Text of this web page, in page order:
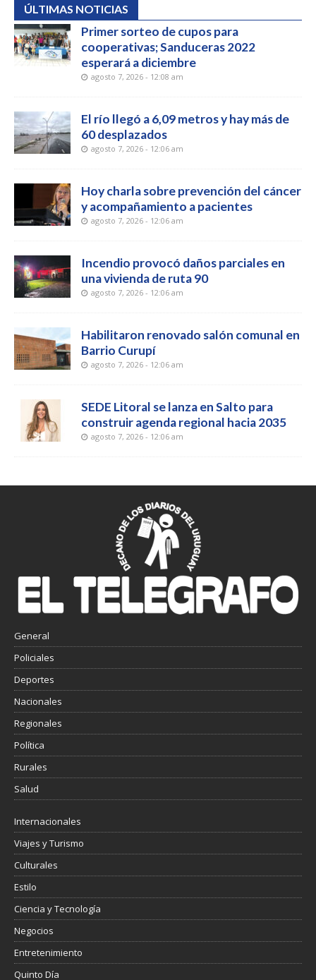
ÚLTIMAS NOTICIAS
Primer sorteo de cupos para
cooperativas; Sanduceras 2022
esperará a diciembre
agosto 7, 2026 - 12:08 am
El río llegó a 6,09 metros y hay más de
60 desplazados
agosto 7, 2026 - 12:06 am
Hoy charla sobre prevención del cáncer
y acompañamiento a pacientes
agosto 7, 2026 - 12:06 am
Incendio provocó daños parciales en
una vivienda de ruta 90
agosto 7, 2026 - 12:06 am
Habilitaron renovado salón comunal en
Barrio Curupí
agosto 7, 2026 - 12:06 am
SEDE Litoral se lanza en Salto para
construir agenda regional hacia 2035
agosto 7, 2026 - 12:06 am
General
Policiales
Deportes
Nacionales
Regionales
Política
Rurales
Salud
Internacionales
Viajes y Turismo
Culturales
Estilo
Ciencia y Tecnología
Negocios
Entretenimiento
Quinto Día